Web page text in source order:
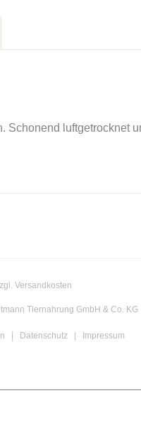
luftgetrocknet
Versandkosten
Tiernahrung GmbH & Co. KG
Datenschutz Impressum